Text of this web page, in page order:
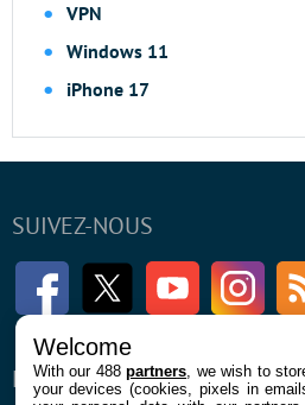
VPN
Windows 11
iPhone 17
SUIVEZ-NOUS
FacebookTwitter Youtube
ENTREPRISE À
Welcome
With our 488partners , we wish to
your devices (cookies, pixels in